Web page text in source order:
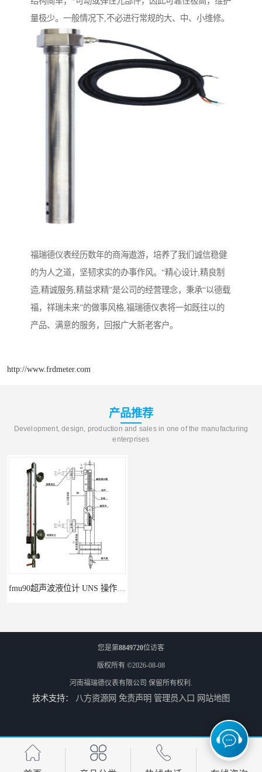
量极少。一般情况下,不必进行常规的大、中、小维修。
福瑞德仪表经历数年的商海遨游，培养了我们诚信稳健
的为人之道，坚韧求实的办事作风。“精心设计,精良制
造,精诚服务,精益求精”是公司的经营理念，秉承“以德载
福，祥瑞未来”的做事风格,福瑞德仪表将一如既往以的
产品、满意的服务，回报广大新老客户。
http://www.frdmeter.com
产品推荐
Development, design, production and sales in one of the manufacturing
enterprises
云南高加智能锅炉汽包液位计 窑头窑尾液位计 性能稳定 甘肃高温高压型液位变送器 川仪液位计
您是第8849720位访客
版权所有 ©2026-08-08
河南福瑞德仪表有限公司 保留所有权利.
技术支持： 八方资源网 免责声明 管理员入口 网站地图